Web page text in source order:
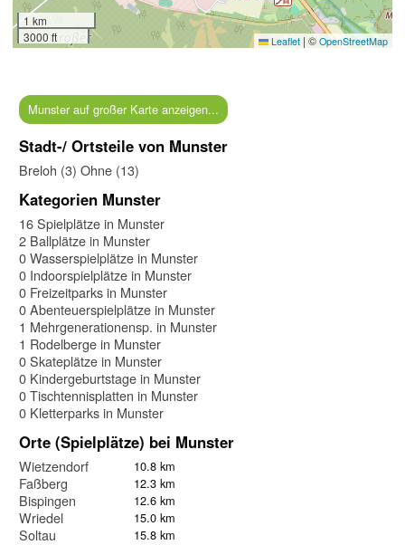
1 km
3000 ft
Leaflet | © OpenStreetMap
Munster auf großer Karte anzeigen...
Stadt-/ Ortsteile von Munster
Breloh (3) Ohne (13)
Kategorien Munster
16 Spielplätze in Munster
2 Ballplätze in Munster
0 Wasserspielplätze in Munster
0 Indoorspielplätze in Munster
0 Freizeitparks in Munster
0 Abenteuerspielplätze in Munster
1 Mehrgenerationensp. in Munster
1 Rodelberge in Munster
0 Skateplätze in Munster
0 Kindergeburtstage in Munster
0 Tischtennisplatten in Munster
0 Kletterparks in Munster
Orte (Spielplätze) bei Munster
Wietzendorf 10.8 km
Faßberg 12.3 km
Bispingen 12.6 km
Wriedel 15.0 km
Soltau 15.8 km